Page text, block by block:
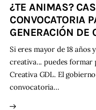
¿TE ANIMAS?
CONVOCATORIA
GENERACIÓN DE
Si eres mayor de 18
creativa... puedes formar
Creativa GDL. El
convocatoria…